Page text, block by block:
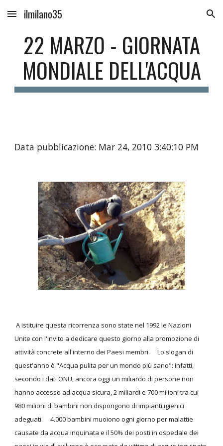
Skip to main content Skip to navigation
ilmilano35
22 MARZO - GIORNATA
MONDIALE DELL'ACQUA
Data pubblicazione: Mar 24, 2010 3:40:10 PM
A istituire questa ricorrenza sono state nel 1992 le Nazioni
Unite con l'invito a dedicare questo giorno alla promozione di
attività concrete all'interno dei Paesi membri. Lo slogan di
quest'anno è "Acqua pulita per un mondo più sano": infatti,
secondo i dati ONU, ancora oggi un miliardo di persone non
hanno accesso ad acqua sicura, 2 miliardi e 700 milioni tra cui
980 milioni di bambini non dispongono di impianti igienici
adeguati. 4.000 bambini muoiono ogni giorno per malattie
causate da acqua inquinata e il 50% dei posti in ospedale dei